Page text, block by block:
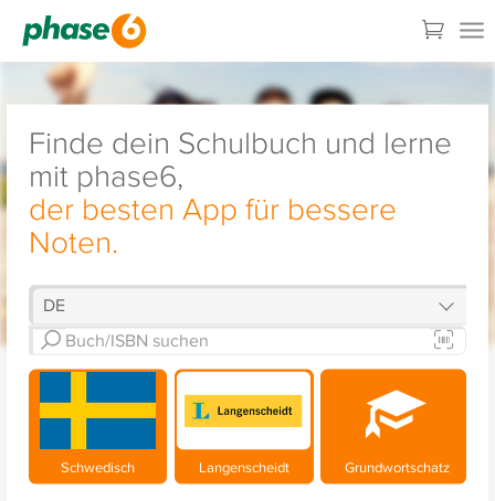
Finde dein Schulbuch und lerne
mit phase6,
der besten App für bessere
Noten.
Schwedisch Langenscheidt Grundwortschatz